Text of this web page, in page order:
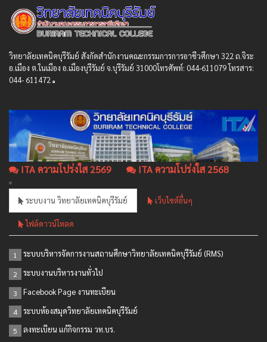
วิทยาลัยเทคนิคบุรีรัมย์ สังกัดสํานักงานคณะกรรมการการอาชีวศึกษา 322 ถ.จิระ
อ.เมือง ต.ในเมือง อ.เมืองบุรีรัมย์ จ.บุรีรัมย์ 31000โทรศัพท์: 044-611079 โทรสาร:
044- 611472
ITA ความโปร่งใส 2569 ITA ความโปร่งใส 2568
ระบบงาน วิทยาลัยเทคนิคบุรีรัมย์ เว็บไซต์อื่นๆ
ไฟล์ดาวน์โหลด
1 ระบบบริหารจัดการงานสถานศึกษาวิทยาลัยเทคนิคบุรีรัมย์ (RMS)
2 ระบบงานบริหารงานทั่วไป
3 Facebook Page งานทะเบียน
4 ระบบห้องสมุดวิทยาลัยเทคนิคบุรีรัมย์
5 ลงทะเบียน แก้กิจกรรม วท.บร.